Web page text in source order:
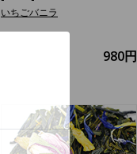
いちごバニラ
980円